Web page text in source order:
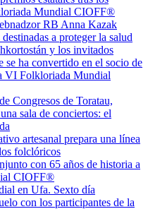
Mundial CIOFF®️
RB Anna Kazak
a proteger la salud
y los invitados
ha convertido en el socio de
VI Folkloriada Mundial
Congresos de Toratau,
sala de conciertos: el
artesanal prepara una línea
folclóricos
con 65 años de historia a
CIOFF®️
en Ufa. Sexto día
con los participantes de la